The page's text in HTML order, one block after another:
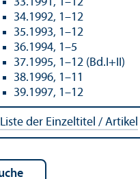
34.1992, 1–12
35.1993, 1–12
36.1994, 1–5
37.1995, 1–12 (Bd.I+II)
38.1996, 1–11
39.1997, 1–12
Liste der Einzeltitel / Artikel